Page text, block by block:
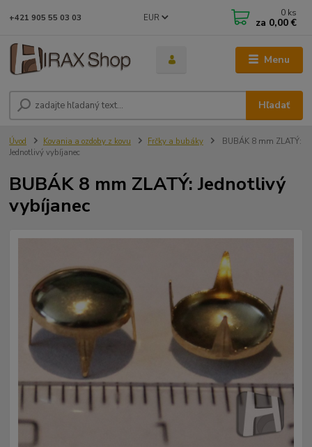
Menu
EUR
Hľadať
+421 905 55 03 03 0 ks
za 0,00 €
Úvod Kovania a ozdoby z kovu Frčky a bubáky
BUBÁK 8 mm ZLATÝ:
Jednotlivý vybíjanec
BUBÁK 8 mm ZLATÝ: Jednotlivý
vybíjanec